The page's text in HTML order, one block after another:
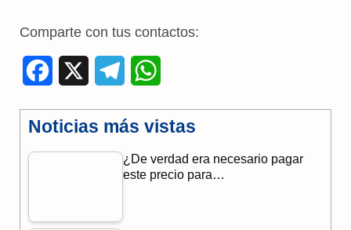
Comparte con tus contactos:
c
o
l
e
a
t
Noticias más vistas
¿De verdad era necesario pagar
este precio para…